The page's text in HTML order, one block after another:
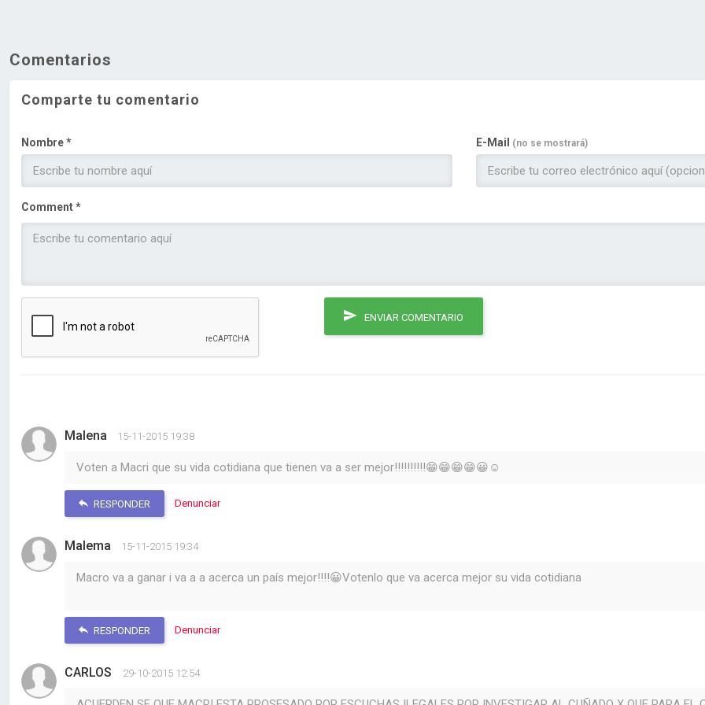
Comentarios
Comparte tu comentario
Nombre * E-Mail (no se mostrará)
Comment *
ENVIAR COMENTARIO
Malena 15-11-2015 19:38
Voten a Macri que su vida cotidiana que tienen va a ser mejor!!!!!!!!!!😁😁😁😁😀☺
RESPONDER Denunciar
Malema 15-11-2015 19:34
Macro va a ganar i va a a acerca un país mejor!!!!😀Votenlo que va acerca mejor su vida cotidiana
RESPONDER Denunciar
CARLOS 29-10-2015 12:54